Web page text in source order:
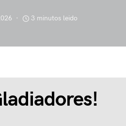
3 minutos leido